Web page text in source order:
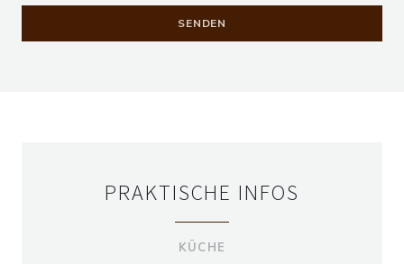
PRAKTISCHE INFOS
KÜCHE